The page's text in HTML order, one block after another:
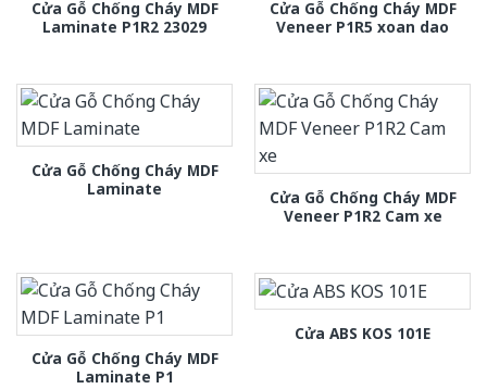
Cửa Gỗ Chống Cháy MDF
Laminate P1R2 23029
Cửa Gỗ Chống Cháy MDF
Veneer P1R5 xoan dao
Cửa Gỗ Chống Cháy MDF
Laminate
Cửa Gỗ Chống Cháy MDF
Veneer P1R2 Cam xe
Cửa Gỗ Chống Cháy MDF
Laminate P1
Cửa ABS KOS 101E